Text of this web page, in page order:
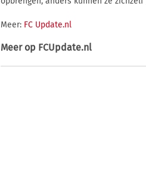
Meer: FC Update.nl
Meer op FCUpdate.nl